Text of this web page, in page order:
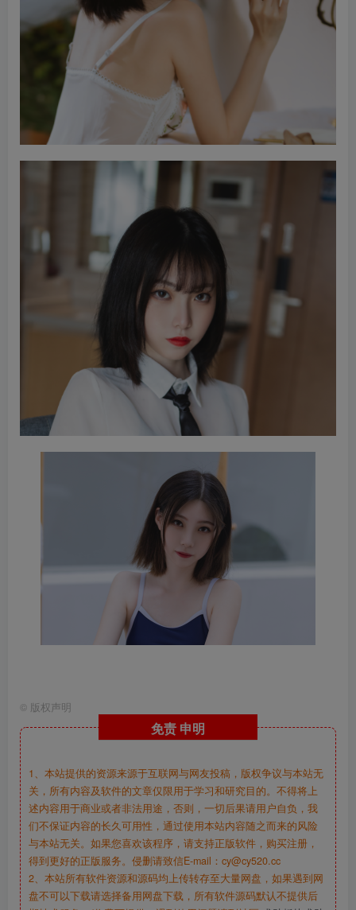
© 版权声明
免责 申明
1、本站提供的资源来源于互联网与网友投稿，版权争议与本站无
关，所有内容及软件的文章仅限用于学习和研究目的。不得将上
述内容用于商业或者非法用途，否则，一切后果请用户自负，我
们不保证内容的长久可用性，通过使用本站内容随之而来的风险
与本站无关。如果您喜欢该程序，请支持正版软件，购买注册，
得到更好的正版服务。侵删请致信E-mail：cy@cy520.cc
2、本站所有软件资源和源码均上传转存至大量网盘，如果遇到网
盘不可以下载请选择备用网盘下载，所有软件源码默认不提供后